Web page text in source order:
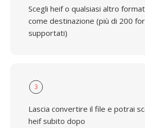
Scegli heif o qualsiasi altro
come destinazione (più di 200
supportati)
3
Lascia convertire il file e potrai
heif subito dopo